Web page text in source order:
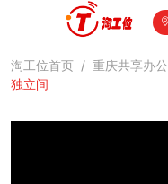
淘工位首页 / 重庆共享办公
独立间